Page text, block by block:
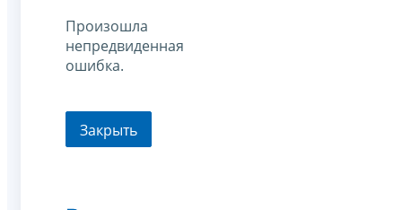
Произошла
непредвиденная
ошибка.
Закрыть